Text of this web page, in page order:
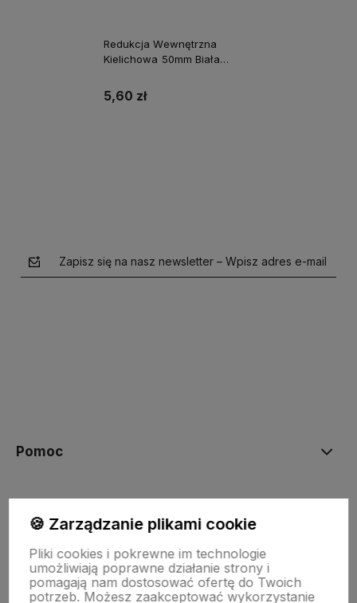
Redukcja Wewnętrzna
Kielichowa 50mm Biała
5,60 zł
Zapisz się na nasz newsletter – Wpisz adres e-mail
Pomoc
Płatności i dostawa
🍪 Zarządzanie plikami cookie
Pliki cookies i pokrewne im technologie
umożliwiają poprawne działanie strony i
pomagają nam dostosować ofertę do Twoich
potrzeb. Możesz zaakceptować wykorzystanie